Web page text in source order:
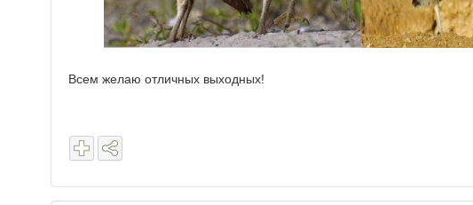
Всем желаю отличных выходных!